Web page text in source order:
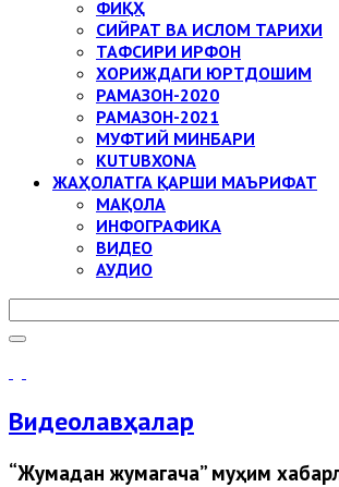
ФИҚҲ
СИЙРАТ ВА ИСЛОМ ТАРИХИ
ТАФСИРИ ИРФОН
ХОРИЖДАГИ ЮРТДОШИМ
РАМАЗОН-2020
РАМАЗОН-2021
МУФТИЙ МИНБАРИ
KUTUBXONA
ЖАҲОЛАТГА ҚАРШИ МАЪРИФАТ
МАҚОЛА
ИНФОГРАФИКА
ВИДЕО
АУДИО
Видеолавҳалар
“Жумадан жумагача” муҳим